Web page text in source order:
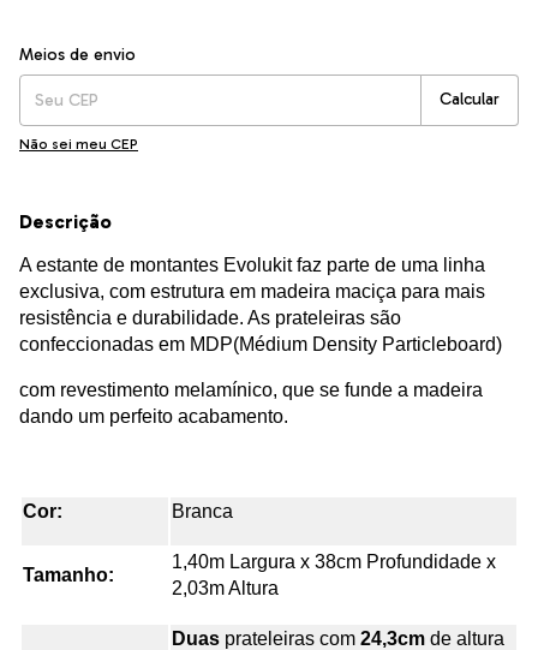
Entregas para o CEP:
Meios de envio
Calcular
Não sei meu CEP
Descrição
A estante de montantes Evolukit faz parte de uma linha
exclusiva, com estrutura em madeira maciça para mais
resistência e durabilidade. As prateleiras são
confeccionadas em MDP(Médium Density Particleboard)
com revestimento melamínico, que se funde a madeira
dando um perfeito acabamento.
Cor: Branca
Tamanho:
1,40m Largura x 38cm Profundidade x
2,03m Altura
Duas prateleiras com 24,3cm de altura